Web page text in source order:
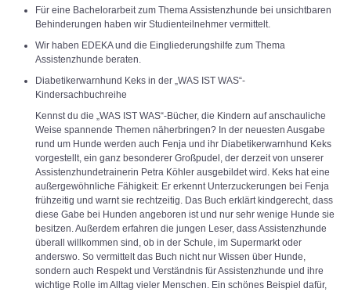
Für eine Bachelorarbeit zum Thema Assistenzhunde bei unsichtbaren
Behinderungen haben wir Studienteilnehmer vermittelt.
Wir haben EDEKA und die Eingliederungshilfe zum Thema
Assistenzhunde beraten.
Diabetikerwarnhund Keks in der „WAS IST WAS“-
Kindersachbuchreihe
Kennst du die „WAS IST WAS“-Bücher, die Kindern auf anschauliche
Weise spannende Themen näherbringen? In der neuesten Ausgabe
rund um Hunde werden auch Fenja und ihr Diabetikerwarnhund Keks
vorgestellt, ein ganz besonderer Großpudel, der derzeit von unserer
Assistenzhundetrainerin Petra Köhler ausgebildet wird. Keks hat eine
außergewöhnliche Fähigkeit: Er erkennt Unterzuckerungen bei Fenja
frühzeitig und warnt sie rechtzeitig. Das Buch erklärt kindgerecht, dass
diese Gabe bei Hunden angeboren ist und nur sehr wenige Hunde sie
besitzen. Außerdem erfahren die jungen Leser, dass Assistenzhunde
überall willkommen sind, ob in der Schule, im Supermarkt oder
anderswo. So vermittelt das Buch nicht nur Wissen über Hunde,
sondern auch Respekt und Verständnis für Assistenzhunde und ihre
wichtige Rolle im Alltag vieler Menschen. Ein schönes Beispiel dafür,